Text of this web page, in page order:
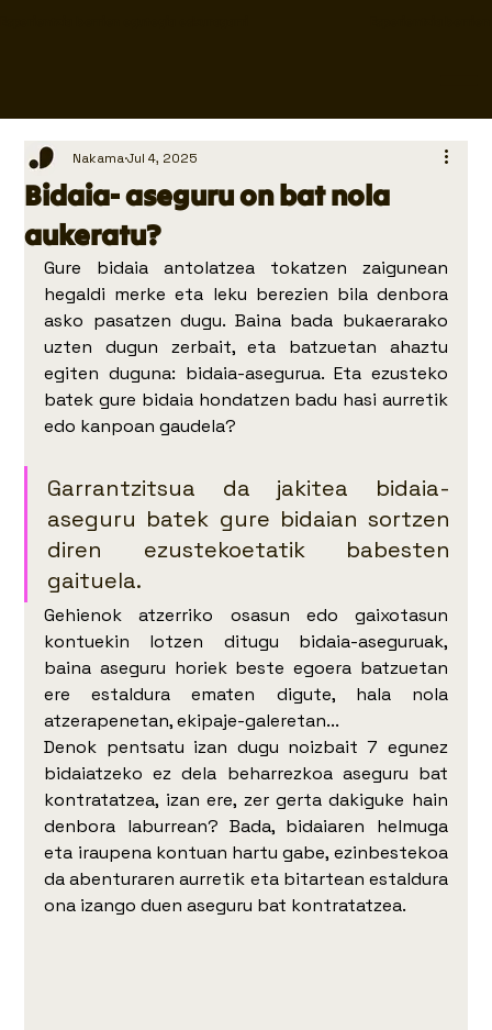
Bidaia- aseguru on bat nola
aukeratu?
Nakama Jul 4, 2025
Gure bidaia antolatzea tokatzen zaigunean
hegaldi merke eta leku berezien bila denbora
asko pasatzen dugu. Baina bada bukaerarako
uzten dugun zerbait, eta batzuetan ahaztu
egiten duguna: bidaia-asegurua. Eta ezusteko
batek gure bidaia hondatzen badu hasi aurretik
edo kanpoan gaudela?
Garrantzitsua da jakitea bidaia-
aseguru batek gure bidaian sortzen
diren ezustekoetatik babesten
gaituela.
Gehienok atzerriko osasun edo gaixotasun
kontuekin lotzen ditugu bidaia-aseguruak,
baina aseguru horiek beste egoera batzuetan
ere estaldura ematen digute, hala nola
atzerapenetan, ekipaje-galeretan...
Denok pentsatu izan dugu noizbait 7 egunez
bidaiatzeko ez dela beharrezkoa aseguru bat
kontratatzea, izan ere, zer gerta dakiguke hain
denbora laburrean? Bada, bidaiaren helmuga
eta iraupena kontuan hartu gabe, ezinbestekoa
da abenturaren aurretik eta bitartean estaldura
ona izango duen aseguru bat kontratatzea.